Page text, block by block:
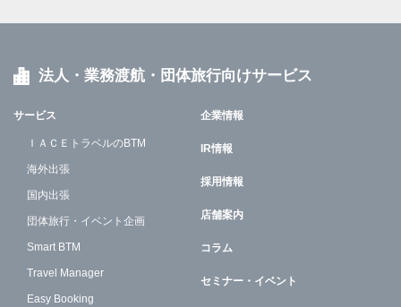
法人・業務渡航・団体旅行向けサービス
サービス
ＩＡＣＥトラベルのBTM
海外出張
国内出張
団体旅行・イベント企画
Smart BTM
Travel Manager
Easy Booking
企業情報
IR情報
採用情報
店舗案内
コラム
セミナー・イベント